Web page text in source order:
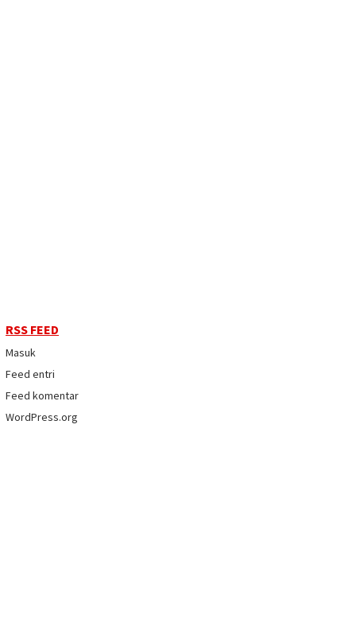
RSS FEED
Masuk
Feed entri
Feed komentar
WordPress.org